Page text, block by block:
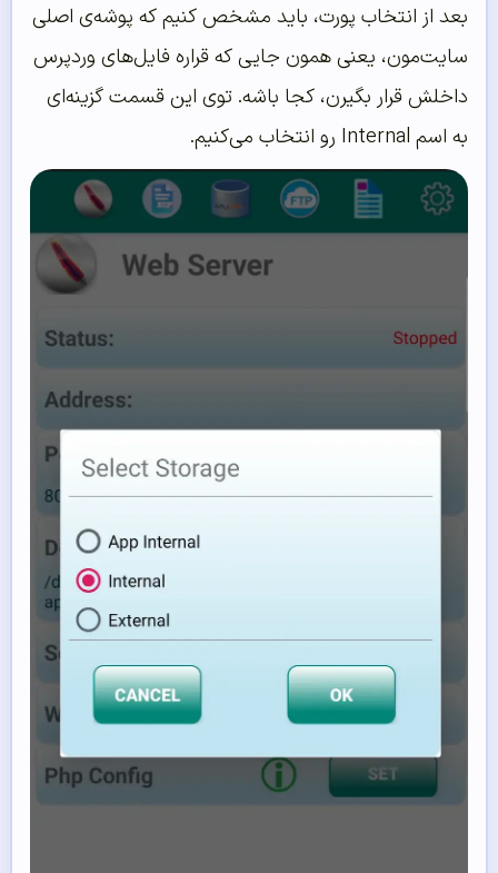
بعد از انتخاب پورت، باید مشخص کنیم که پوشه‌ی اصلی
سایت‌مون، یعنی همون جایی که قراره فایل‌های وردپرس
داخلش قرار بگیرن، کجا باشه. توی این قسمت گزینه‌ای
به اسم Internal رو انتخاب می‌کنیم.